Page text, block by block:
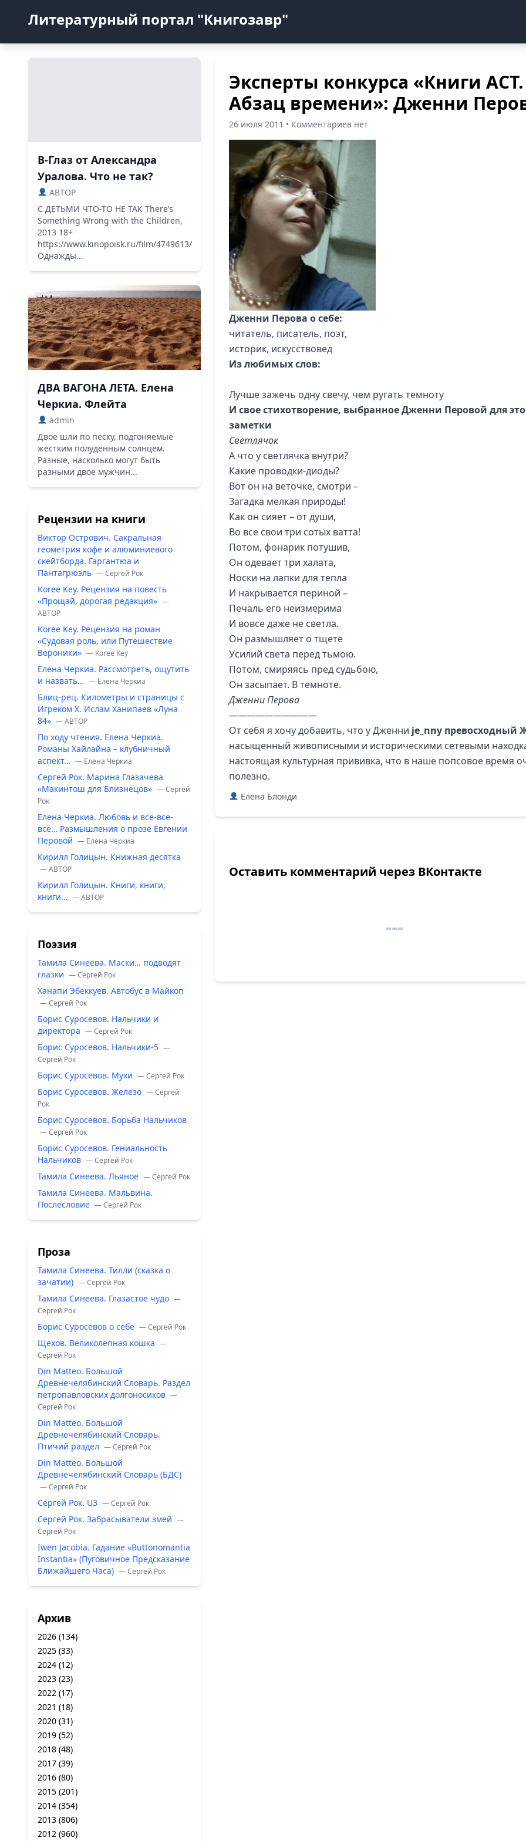
Литературный портал "Книгозавр"
В-Глаз от Александра
Уралова. Что не так?
ABTOP
С ДЕТЬМИ ЧТО-ТО НЕ ТАК There’s
Something Wrong with the Children,
2013 18+
https://www.kinopoisk.ru/film/4749613/
Однажды...
ДВА ВАГОНА ЛЕТА. Елена
Черкиа. Флейта
admin
Двое шли по песку, подгоняемые
жестким полуденным солнцем.
Разные, насколько могут быть
разными двое мужчин...
Рецензии на книги
Виктор Острович. Сакральная
геометрия кофе и алюминиевого
скейтборда. Гаргантюа и
Пантагрюэль — Сергей Рок
Koree Key. Рецензия на повесть
«Прощай, дорогая редакция» —
ABTOP
Koree Key. Рецензия на роман
«Судовая роль, или Путешествие
Вероники» — Koree Key
Елена Черкиа. Рассмотреть, ощутить
и назвать… — Елена Черкиа
Блиц-рец. Километры и страницы с
Игреком Х. Ислам Ханипаев «Луна
84» — ABTOP
По ходу чтения. Елена Черкиа.
Романы Хайлайна – клубничный
аспект… — Елена Черкиа
Сергей Рок. Марина Глазачева
«Макинтош для Близнецов» — Сергей
Рок
Елена Черкиа. Любовь и всё-всё-
всё… Размышления о прозе Евгении
Перовой — Елена Черкиа
Кирилл Голицын. Книжная десятка
— ABTOP
Кирилл Голицын. Книги, книги,
книги… — ABTOP
Поэзия
Тамила Синеева. Маски… подводят
глазки — Сергей Рок
Ханапи Эбеккуев. Автобус в Майкоп
— Сергей Рок
Борис Суросевов. Нальчики и
директора — Сергей Рок
Борис Суросевов. Нальчики-5 —
Сергей Рок
Борис Суросевов. Мухи — Сергей Рок
Борис Суросевов. Железо — Сергей
Рок
Борис Суросевов. Борьба Нальчиков
— Сергей Рок
Борис Суросевов. Гениальность
Нальчиков — Сергей Рок
Тамила Синеева. Льяное — Сергей Рок
Тамила Синеева. Мальвина.
Послесловие — Сергей Рок
Проза
Тамила Синеева. Тилли (сказка о
зачатии) — Сергей Рок
Тамила Синеева. Глазастое чудо —
Сергей Рок
Борис Суросевов о себе — Сергей Рок
Щехов. Великолепная кошка —
Сергей Рок
Din Matteo. Большой
Древнечелябинский Словарь. Раздел
петропавловских долгоносиков —
Сергей Рок
Din Matteo. Большой
Древнечелябинский Словарь.
Птичий раздел — Сергей Рок
Din Matteo. Большой
Древнечелябинский Словарь (БДС)
— Сергей Рок
Сергей Рок. U3 — Сергей Рок
Сергей Рок. Забрасыватели змей —
Сергей Рок
Iwen Jacobia. Гадание «Buttonomantia
Instantia» (Пуговичное Предсказание
Ближайшего Часа) — Сергей Рок
Архив
2026 (134)
2025 (33)
2024 (12)
2023 (23)
2022 (17)
2021 (18)
2020 (31)
2019 (52)
2018 (48)
2017 (39)
2016 (80)
2015 (201)
2014 (354)
2013 (806)
2012 (960)
Эксперты конкурса «Книги АСТ.
Абзац времени»: Дженни
26 июля 2011 • Комментариев нет
Дженни Перова о себе:
читатель, писатель, поэт,
историк, искусствовед
Из любимых слов:
Лучше зажечь одну свечу, чем ругать темноту
И свое стихотворение, выбранное Дженни Перовой для
заметки
Светлячок
А что у светлячка внутри?
Какие проводки-диоды?
Вот он на веточке, смотри –
Загадка мелкая природы!
Как он сияет – от души,
Во все свои три сотых ватта!
Потом, фонарик потушив,
Он одевает три халата,
Носки на лапки для тепла
И накрывается периной –
Печаль его неизмерима
И вовсе даже не светла.
Он размышляет о тщете
Усилий света перед тьмою.
Потом, смиряясь пред судьбою,
Он засыпает. В темноте.
Дженни Перова
——————————
От себя я хочу добавить, что у Дженни je_nny превосходный
насыщенный живописными и историческими сетевыми
настоящая культурная прививка, что в наше попсовое время
полезно.
Елена Блонди
Оставить комментарий через ВКонтакте